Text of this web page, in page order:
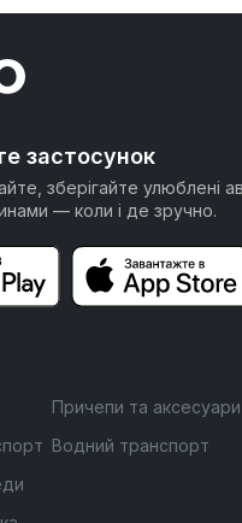
застосунок
зберігайте улюблені
— коли і де зручно.
Причепи та аксесуари
Водний транспорт